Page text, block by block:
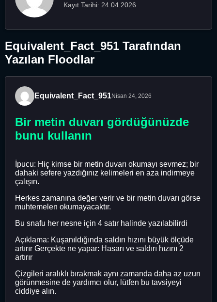
Kayıt Tarihi: 24.04.2026
Equivalent_Fact_951 Tarafından
Yazılan Floodlar
Equivalent_Fact_951Nisan 24, 2026
Bir metin duvarı gördüğünüzde
bunu kullanın
İpucu: Hiç kimse bir metin duvarı okumayı sevmez; bir
dahaki sefere yazdığınız kelimeleri en aza indirmeye
çalışın.
Herkes zamanına değer verir ve bir metin duvarı görse
muhtemelen okumayacaktır.
Bu snafu her nesne için 4 satır halinde yazılabilirdi
Açıklama: Kuşanıldığında saldırı hızını büyük ölçüde
artırır Gerçekte ne yapar: Hasarı ve saldırı hızını 2
artırır
Çizgileri aralıklı bırakmak aynı zamanda daha az uzun
görünmesine de yardımcı olur, lütfen bu tavsiyeyi
ciddiye alın.